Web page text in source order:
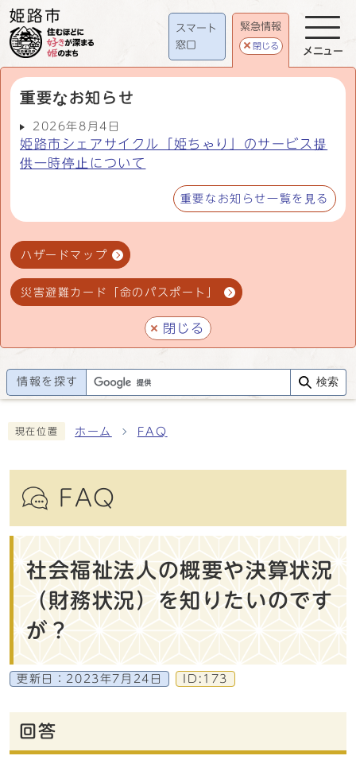
スマート
窓口
緊急情報
閉じる
重要なお知らせ
2026年8月4日
姫路市シェアサイクル「姫ちゃり」のサービス提
供一時停止について
重要なお知らせ一覧を見る
ハザードマップ
災害避難カード「命のパスポート」
閉じる
メニュー
情報を探す 検索
現在位置 ホーム FAQ
FAQ
社会福祉法人の概要や決算状況
（財務状況）を知りたいのです
が？
更新日： 2023年7月24日 ID:173
回答